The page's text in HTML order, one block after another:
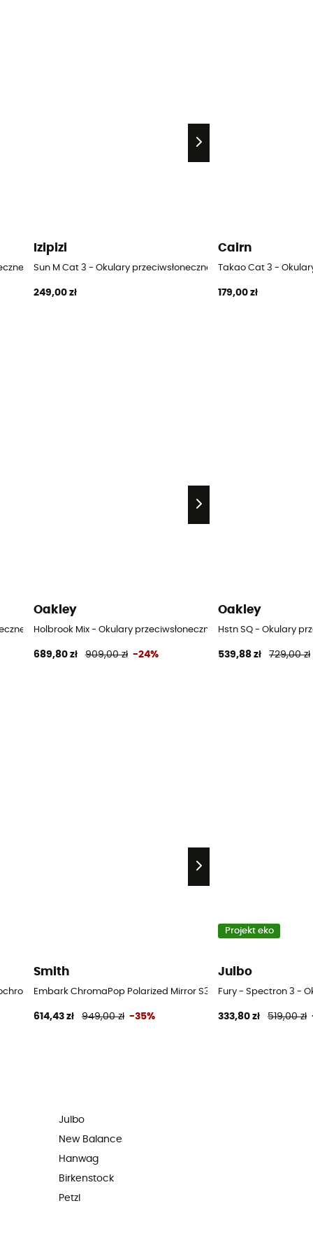
Izipizi
Sun M Cat 3 - Okulary przeciwsłoneczne
249,00 zł
Cairn
Takao Cat 3 -
179,00 zł
Oakley
Holbrook Mix - Okulary przeciwsłoneczne
689,80 zł 909,00 zł -24%
Oakley
Hstn SQ - Okulary
539,88 zł 729,00 zł
- Okulary przeciwsłoneczne
Smith
Embark ChromaPop Polarized Mirror S3 - Okulary
614,43 zł 949,00 zł -35%
Projekt eko
Julbo
Fury - Spectron 3 -
333,80 zł 519,00 zł
Julbo
New Balance
Hanwag
Birkenstock
Petzl